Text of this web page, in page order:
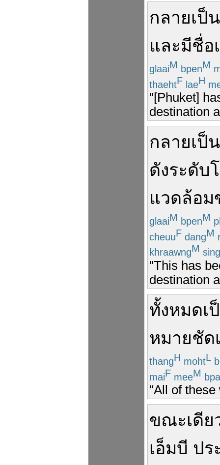
กลายเป็น
และมีชื่อ
glaaiM bpenM
thaehtF laeH
"[Phuket]
destination
กลายเป็น
ดังระดับ
แวดล้อม
glaaiM bpenM
cheuuF dangM
khraawngM sing
"This has
destination
ทั้งหมดเ
หมายชัด
thangH mohtL
maiF meeM
"All of
ขณะเดีย
เอ็มบี ปร